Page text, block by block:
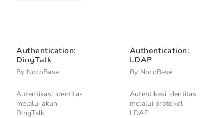
Authentication:
DingTalk
By NocoBase
Autentikasi identitas
melalui akun
DingTalk.
Authentication:
LDAP
By NocoBase
Autentikasi identitas
melalui protokol
LDAP.